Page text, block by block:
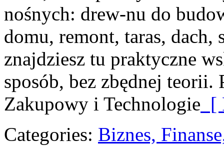
nośnych: drew-nu do
domu, remont, taras,
znajdziesz tu praktyczne
sposób, bez zbędnej
Zakupowy i Technologie [
Categories: Biznes,